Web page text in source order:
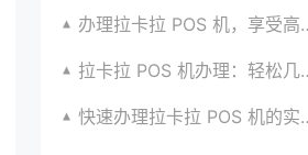
办理拉卡拉 POS 机，享受高效支付服务的窍门
拉卡拉 POS 机办理：轻松几步，实现便捷收款啦
快速办理拉卡拉 POS 机的实用方法全知道